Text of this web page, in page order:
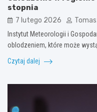
stopnia
7 lutego 2026
Instytut Meteorologii i
oblodzeniem, które może
Czytaj dalej